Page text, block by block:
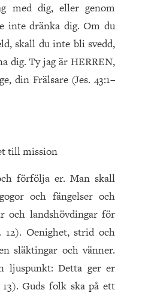
med dig, eller genom
inte dränka dig. Om du
skall du inte bli svedd,
dig. Ty jag är HERREN,
din Frälsare (Jes. 43:1–
till mission
förfölja er. Man skall
och fängelser och
och landshövdingar för
Oenighet, strid och
släktingar och vänner.
Detta ger er
Guds folk ska på ett